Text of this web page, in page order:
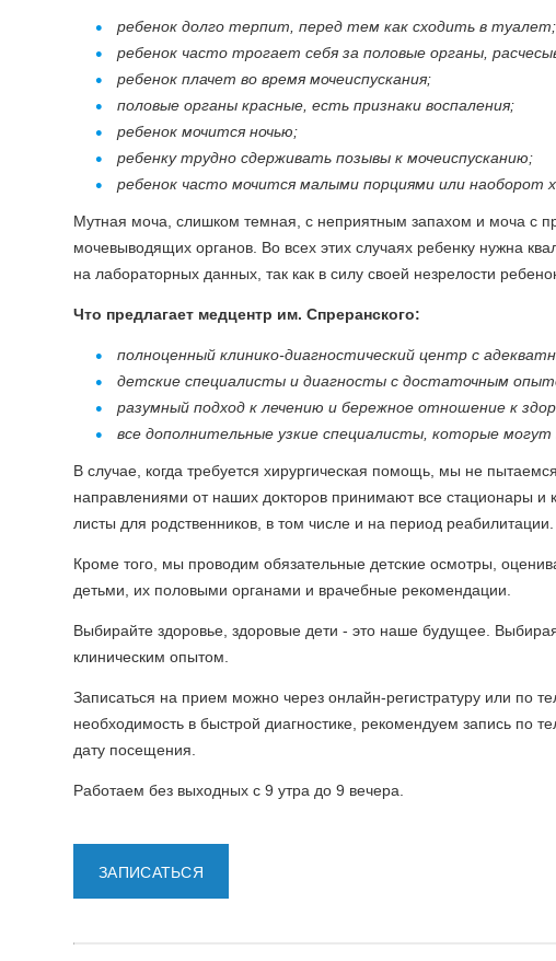
ребенок долго терпит, перед тем как сходить в туалет;
ребенок часто трогает себя за половые органы,
ребенок плачет во время мочеиспускания;
половые органы красные, есть признаки воспаления;
ребенок мочится ночью;
ребенку трудно сдерживать позывы к мочеиспусканию;
ребенок часто мочится малыми порциями или наоборот
Мутная моча, слишком темная, с неприятным запахом и моча с
мочевыводящих органов. Во всех этих случаях ребенку нужна
на лабораторных данных, так как в силу своей незрелости
Что предлагает медцентр им. Спреранского:
полноценный клинико-диагностический центр с
детские специалисты и диагносты с достаточным
разумный подход к лечению и бережное отношение к
все дополнительные узкие специалисты, которые могут
В случае, когда требуется хирургическая помощь, мы не
направлениями от наших докторов принимают все стационары
листы для родственников, в том числе и на период реабилитации.
Кроме того, мы проводим обязательные детские осмотры,
детьми, их половыми органами и врачебные рекомендации.
Выбирайте здоровье, здоровые дети - это наше будущее.
клиническим опытом.
Записаться на прием можно через онлайн-регистратуру или по
необходимость в быстрой диагностике, рекомендуем запись по
дату посещения.
Работаем без выходных с 9 утра до 9 вечера.
ЗАПИСАТЬСЯ